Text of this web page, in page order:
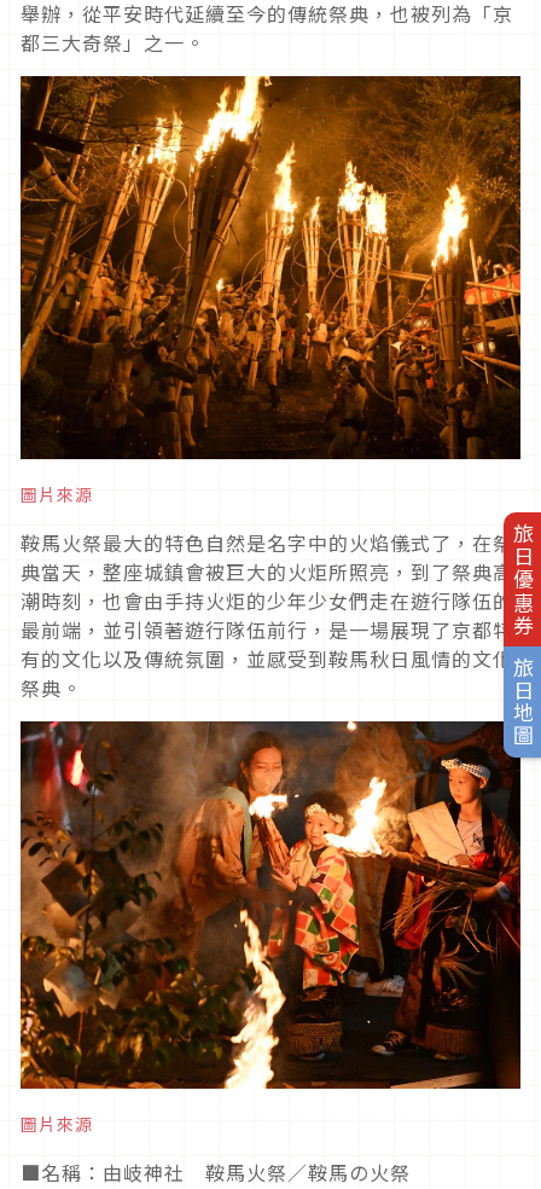
旅日優惠券
旅日地圖
舉辦，從平安時代延續至今的傳統祭典，也被列為「京
都三大奇祭」之一。
圖片來源
鞍馬火祭最大的特色自然是名字中的火焰儀式了，在祭
典當天，整座城鎮會被巨大的火炬所照亮，到了祭典高
潮時刻，也會由手持火炬的少年少女們走在遊行隊伍的
最前端，並引領著遊行隊伍前行，是一場展現了京都特
有的文化以及傳統氛圍，並感受到鞍馬秋日風情的文化
祭典。
圖片來源
■名稱：由岐神社 鞍馬火祭／鞍馬の火祭